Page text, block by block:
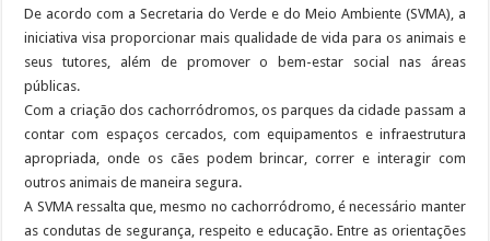
De acordo com a Secretaria do Verde e do Meio Ambiente (SVMA), a
iniciativa visa proporcionar mais qualidade de vida para os animais e
seus tutores, além de promover o bem-estar social nas áreas
públicas.
Com a criação dos cachorródromos, os parques da cidade passam a
contar com espaços cercados, com equipamentos e infraestrutura
apropriada, onde os cães podem brincar, correr e interagir com
outros animais de maneira segura.
A SVMA ressalta que, mesmo no cachorródromo, é necessário manter
as condutas de segurança, respeito e educação. Entre as orientações